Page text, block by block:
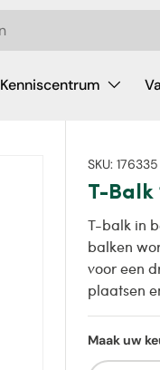
Kenniscentrum
SKU: 176335
T-Balk
T-balk in
balken
voor een
plaatsen
Maak uw